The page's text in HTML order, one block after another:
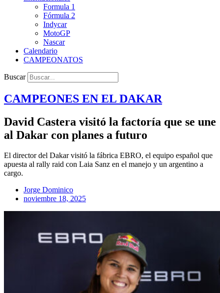
Formula 1
Fórmula 2
Indycar
MotoGP
Nascar
Calendario
CAMPEONATOS
Buscar
CAMPEONES EN EL DAKAR
David Castera visitó la factoría que se une
al Dakar con planes a futuro
El director del Dakar visitó la fábrica EBRO, el equipo español que
apuesta al rally raid con Laia Sanz en el manejo y un argentino a
cargo.
Jorge Dominico
noviembre 18, 2025